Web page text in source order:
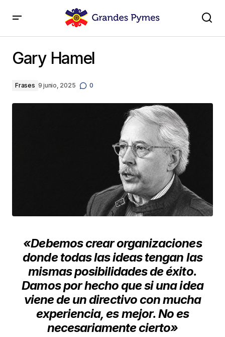
Gary Hamel
Frases 9 junio, 2025 0
«Debemos crear organizaciones
donde todas lasideas tengan las
mismas posibilidades de éxito.
Damos por hecho que si una idea
viene de undirectivo con mucha
experiencia, es mejor. No es
necesariamente cierto»